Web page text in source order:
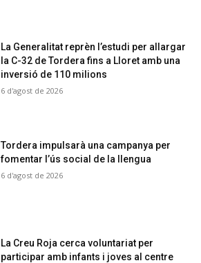
La Generalitat reprèn l’estudi per allargar
la C-32 de Tordera fins a Lloret amb una
inversió de 110 milions
6 d'agost de 2026
Tordera impulsarà una campanya per
fomentar l’ús social de la llengua
6 d'agost de 2026
La Creu Roja cerca voluntariat per
participar amb infants i joves al centre